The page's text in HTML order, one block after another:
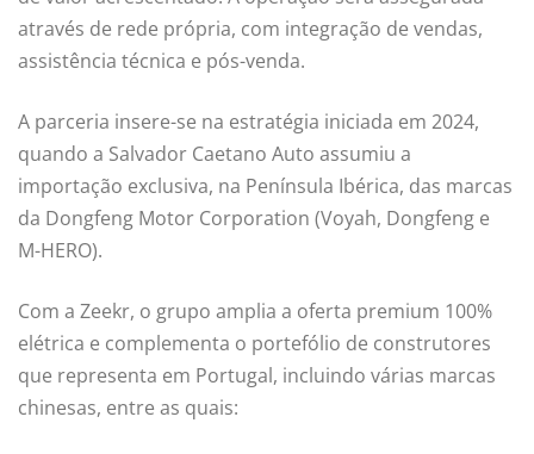
através de rede própria, com integração de vendas,
assistência técnica e pós-venda.
A parceria insere-se na estratégia iniciada em 2024,
quando a Salvador Caetano Auto assumiu a
importação exclusiva, na Península Ibérica, das marcas
da Dongfeng Motor Corporation (Voyah, Dongfeng e
M-HERO).
Com a Zeekr, o grupo amplia a oferta premium 100%
elétrica e complementa o portefólio de construtores
que representa em Portugal, incluindo várias marcas
chinesas, entre as quais: